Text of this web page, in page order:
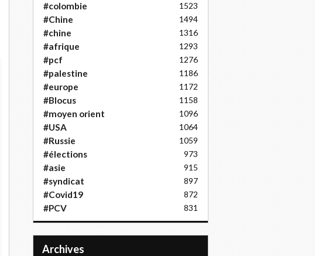
#colombie 1523
#Chine 1494
#chine 1316
#afrique 1293
#pcf 1276
#palestine 1186
#europe 1172
#Blocus 1158
#moyen orient 1096
#USA 1064
#Russie 1059
#élections 973
#asie 915
#syndicat 897
#Covid19 872
#PCV 831
Archives